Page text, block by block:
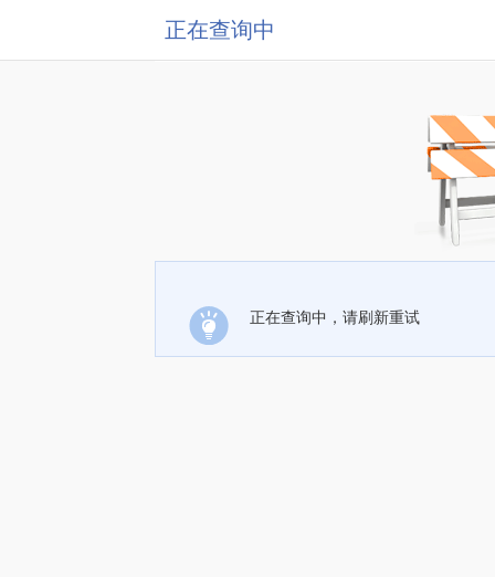
正在查询中
正在查询中，请刷新重试